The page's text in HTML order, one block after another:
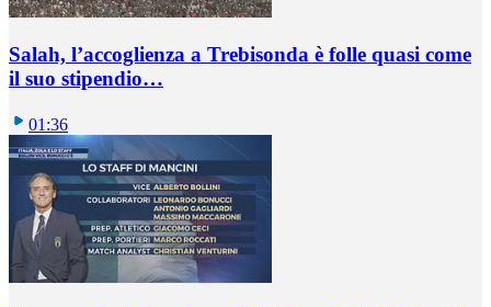
Salah, l’accoglienza a Trebisonda è folle quasi come
il suo stipendio…
01:36